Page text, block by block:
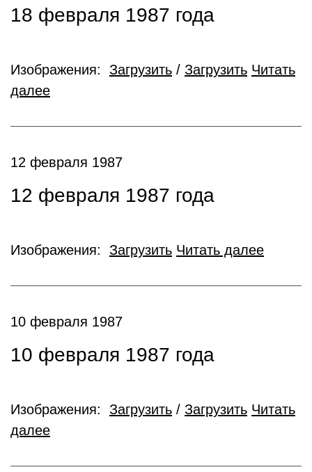
18 февраля 1987 года
Изображения: Загрузить / Загрузить Читать
далее
12 февраля 1987
12 февраля 1987 года
Изображения: Загрузить Читать далее
10 февраля 1987
10 февраля 1987 года
Изображения: Загрузить / Загрузить Читать
далее